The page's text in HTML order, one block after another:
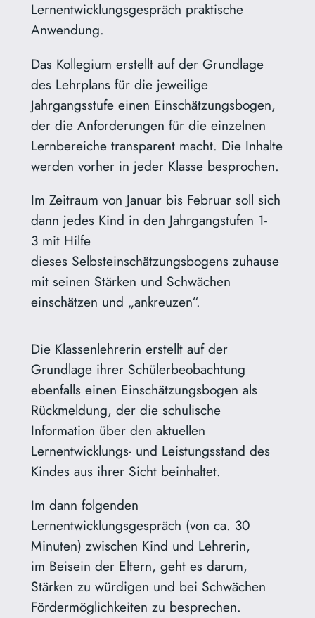
Lernentwicklungsgespräch praktische
Anwendung.
Das Kollegium erstellt auf der Grundlage
des Lehrplans für die jeweilige
Jahrgangsstufe einen Einschätzungsbogen,
der die Anforderungen für die einzelnen
Lernbereiche transparent macht. Die Inhalte
werden vorher in jeder Klasse besprochen.
Im Zeitraum von Januar bis Februar soll sich
dann jedes Kind in den Jahrgangstufen 1-
3 mit Hilfe
dieses Selbsteinschätzungsbogens zuhause
mit seinen Stärken und Schwächen
einschätzen und „ankreuzen“.
Die Klassenlehrerin erstellt auf der
Grundlage ihrer Schülerbeobachtung
ebenfalls einen Einschätzungsbogen als
Rückmeldung, der die schulische
Information über den aktuellen
Lernentwicklungs- und Leistungsstand des
Kindes aus ihrer Sicht beinhaltet.
Im dann folgenden
Lernentwicklungsgespräch (von ca. 30
Minuten) zwischen Kind und Lehrerin,
im Beisein der Eltern, geht es darum,
Stärken zu würdigen und bei Schwächen
Fördermöglichkeiten zu besprechen.